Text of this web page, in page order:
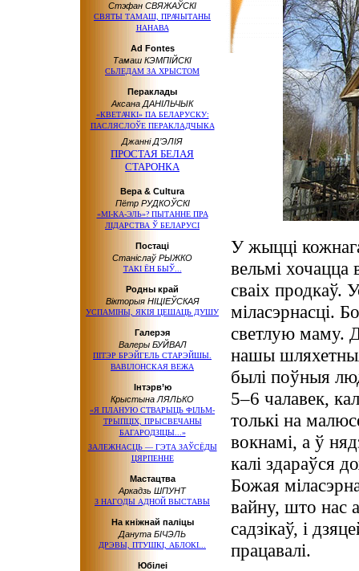
Стэфан СВЯЖАЎСКІ
СВЯТЫ ТАМАШ, ПРАЧЫТАНЫ
НАНАВА
Ad Fontes
Тамаш КЭМПІЙСКІ
СЬЛЕДАМ ЗА ХРЫСТОМ
Пераклады
Аксана ДАНІЛЬЧЫК
«КВЕТАЧКІ» ПА БЕЛАРУСКУ:
ПАСЛЯСЛОЎЕ ПЕРАКЛАДЧЫКА
Джанні Д’ЭЛІЯ
ПРОСТАЯ БЕЛАЯ
СТАРОНКА
Вера & Cultura
Пётр РУДКОЎСКІ
«МІ-КА-ЭЛЬ»? ПЫТАННЕ ПРА
ЛІДАРСТВА Ў БЕЛАРУСІ
Постаці
Станіслаў РЫЖКО
ТАКІ ЁН БЫЎ...
Родны край
Вікторыя НІЦІЕЎСКАЯ
УСПАМІНЫ, ЯКІЯ ЦЕШАЦЬ ДУШУ
Галерэя
Валеры БУЙВАЛ
ПІТЭР БРЭЙГЕЛЬ СТАРЭЙШЫ.
ВАВІЛОНСКАЯ ВЕЖА
Інтэрв’ю
Крыстына ЛЯЛЬКО
«Я ПЛАНУЮ СТВАРЫЦЬ ФІЛЬМ-
ТРЫПЦІХ, ПРЫСВЕЧАНЫ
БАГАРОДЗІЦЫ...»
ЗАЛЕЖНАСЦЬ — ГЭТА ЗАЎСЁДЫ
ЦЯРПЕННЕ
Мастацтва
Аркадзь ШПУНТ
З НАГОДЫ АДНОЙ ВЫСТАВЫ
На кніжнай паліцы
Данута БІЧЭЛЬ
ДРЭВЫ, ПТУШКІ, АБЛОКІ...
Юбілеі
У жыцці
вельмі хочацца
сваіх продкаў.
міласэрнасці.
светлую маму.
нашы
былі поўныя
5–6 чалавек,
толькі на
вокнамі, а ў
калі здараўся
Божая
вайну, што нас
садзікаў, і
працавалі.